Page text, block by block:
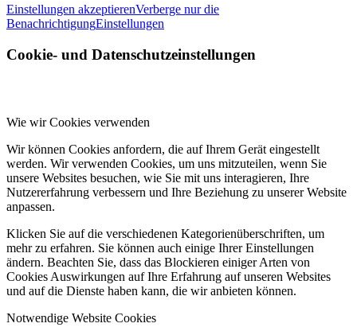
Einstellungen akzeptierenVerberge nur die
BenachrichtigungEinstellungen
Cookie- und Datenschutzeinstellungen
Wie wir Cookies verwenden
Wir können Cookies anfordern, die auf Ihrem Gerät eingestellt
werden. Wir verwenden Cookies, um uns mitzuteilen, wenn Sie
unsere Websites besuchen, wie Sie mit uns interagieren, Ihre
Nutzererfahrung verbessern und Ihre Beziehung zu unserer Website
anpassen.
Klicken Sie auf die verschiedenen Kategorienüberschriften, um
mehr zu erfahren. Sie können auch einige Ihrer Einstellungen
ändern. Beachten Sie, dass das Blockieren einiger Arten von
Cookies Auswirkungen auf Ihre Erfahrung auf unseren Websites
und auf die Dienste haben kann, die wir anbieten können.
Notwendige Website Cookies